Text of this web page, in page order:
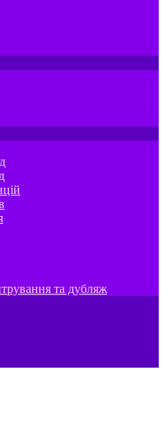
та дубляж